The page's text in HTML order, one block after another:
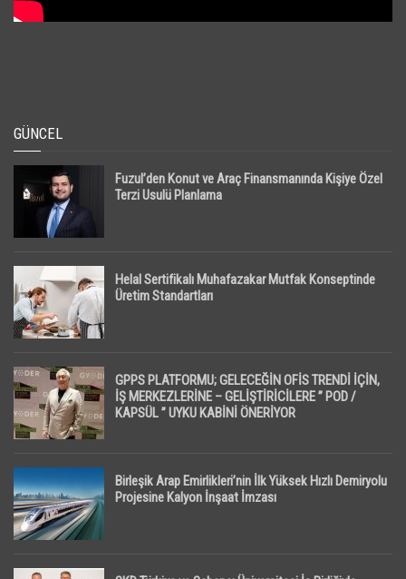
GÜNCEL
Fuzul’den Konut ve Araç Finansmanında Kişiye Özel
Terzi Usulü Planlama
Helal Sertifikalı Muhafazakar Mutfak Konseptinde
Üretim Standartları
GPPS PLATFORMU; GELECEĞİN OFİS TRENDİ İÇİN,
İŞ MERKEZLERİNE – GELİŞTİRİCİLERE ” POD /
KAPSÜL ” UYKU KABİNİ ÖNERİYOR
Birleşik Arap Emirlikleri’nin İlk Yüksek Hızlı Demiryolu
Projesine Kalyon İnşaat İmzası